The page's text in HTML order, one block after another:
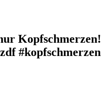
Kopfschmerzen!
#kopfschmerzen